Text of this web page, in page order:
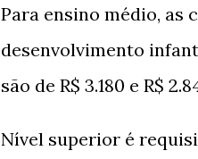
Para ensino médio, as
desenvolvimento
são de R$ 3.180 e R$
Nível superior é